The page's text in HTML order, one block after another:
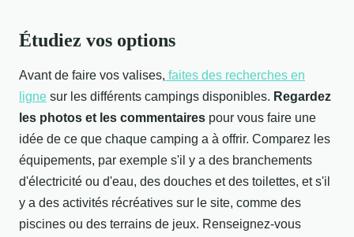
Étudiez vos options
Avant de faire vos valises, faites des recherches en
ligne sur les différents campings disponibles. Regardez
les photos et les commentaires pour vous faire une
idée de ce que chaque camping a à offrir. Comparez les
équipements, par exemple s'il y a des branchements
d'électricité ou d'eau, des douches et des toilettes, et s'il
y a des activités récréatives sur le site, comme des
piscines ou des terrains de jeux. Renseignez-vous